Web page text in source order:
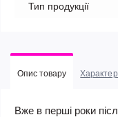
Тип продукції
Опис товару
Вже в перші роки